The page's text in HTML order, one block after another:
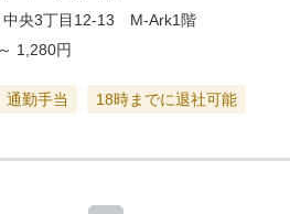
中央3丁目12-13 M-Ark1階
～ 1,280円
通勤手当 18時までに退社可能